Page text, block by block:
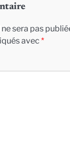
sera pas
avec *